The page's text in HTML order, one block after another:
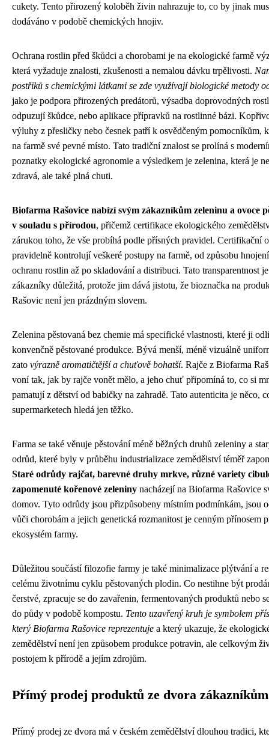
cukety. Tento přirozený koloběh živin nahrazuje to, co by jinak
dodáváno v podobě chemických hnojiv.
Ochrana rostlin před škůdci a chorobami je na ekologické farmě
která vyžaduje znalosti, zkušenosti a nemalou dávku trpělivosti.
postřiků s chemickými látkami se zde využívají biologické metody
jako je podpora přirozených predátorů, výsadba doprovodných
odpuzují škůdce, nebo aplikace přípravků na rostlinné bázi.
výluhy z přesličky nebo česnek patří k osvědčeným pomocníkům,
na farmě své pevné místo. Tato tradiční znalost se prolíná s
poznatky ekologické agronomie a výsledkem je zelenina, která je
zdravá, ale také plná chuti.
Biofarma Rašovice nabízí svým zákazníkům zeleninu a ovoce
v souladu s přírodou, přičemž certifikace ekologického
zárukou toho, že vše probíhá podle přísných pravidel. Certifikační
pravidelně kontrolují veškeré postupy na farmě, od způsobu
ochranu rostlin až po skladování a distribuci. Tato transparentnost
zákazníky důležitá, protože jim dává jistotu, že bioznačka na
Rašovic není jen prázdným slovem.
Zelenina pěstovaná bez chemie má specifické vlastnosti, které ji
konvenčně pěstované produkce. Bývá menší, méně vizuálně
zato výrazně aromatičtější a chuťově bohatší. Rajče z Biofarma
voní tak, jak by rajče vonět mělo, a jeho chuť připomíná to, co si
pamatují z dětství od babičky na zahradě. Tato autenticita je něco,
supermarketech hledá jen těžko.
Farma se také věnuje pěstování méně běžných druhů zeleniny a
odrůd, které byly v průběhu industrializace zemědělství téměř
Staré odrůdy rajčat, barevné druhy mrkve, různé variety
zapomenuté kořenové zeleniny nacházejí na Biofarma Rašovice
domov. Tyto odrůdy jsou přizpůsobeny místním podmínkám, jsou
vůči chorobám a jejich genetická rozmanitost je cenným přínosem
ekosystém farmy.
Důležitou součástí filozofie farmy je také minimalizace plýtvání a
celému životnímu cyklu pěstovaných plodin. Co nestihne být
čerstvé, zpracuje se do zavařenin, fermentovaných produktů nebo
do půdy v podobě kompostu. Tento uzavřený kruh je symbolem
který Biofarma Rašovice reprezentuje a který ukazuje, že
zemědělství není jen způsobem produkce potravin, ale celkovým
postojem k přírodě a jejím zdrojům.
Přímý prodej produktů ze dvora zákazníkům
Přímý prodej ze dvora má v českém zemědělství dlouhou tradici,